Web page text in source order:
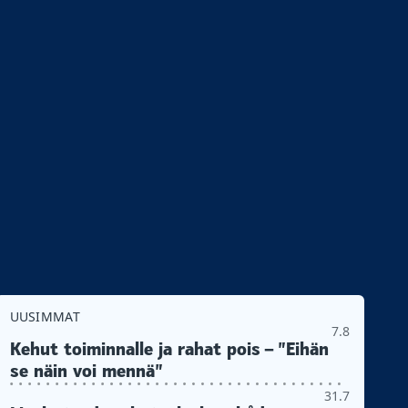
UUSIMMAT
7.8
Kehut toiminnalle ja rahat pois – ”Eihän
se näin voi mennä”
31.7